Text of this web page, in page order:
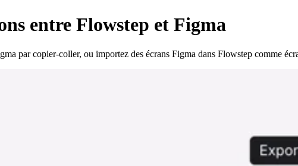
entre Flowstep et Figma
par copier-coller, ou importez des écrans Figma dans Flowstep comme